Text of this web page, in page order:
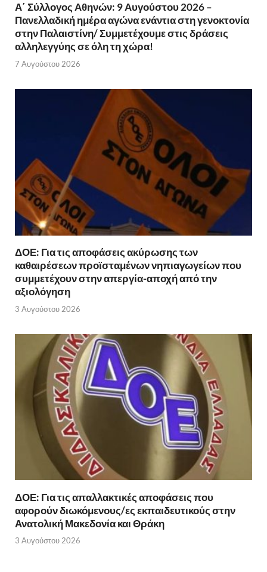
Α΄ Σύλλογος Αθηνών: 9 Αυγούστου 2026 –
Πανελλαδική ημέρα αγώνα ενάντια στη γενοκτονία
στην Παλαιστίνη/ Συμμετέχουμε στις δράσεις
αλληλεγγύης σε όλη τη χώρα!
7 Αυγούστου 2026
ΔΟΕ: Για τις αποφάσεις ακύρωσης των
καθαιρέσεων προϊσταμένων νηπιαγωγείων που
συμμετέχουν στην απεργία-αποχή από την
αξιολόγηση
3 Αυγούστου 2026
ΔΟΕ: Για τις απαλλακτικές αποφάσεις που
αφορούν διωκόμενους/ες εκπαιδευτικούς στην
Ανατολική Μακεδονία και Θράκη
3 Αυγούστου 2026